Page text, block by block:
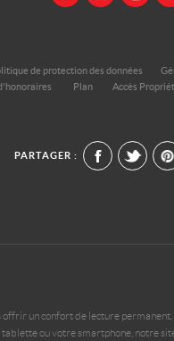
de protection des données
Plan Accès
PARTAGER :
offrir un confort de lecture permanent,
ou votre smartphone, notre